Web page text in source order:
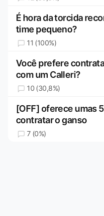
É hora da torcida
time pequeno?
11 (100%)
Você prefere
com um Calleri?
10 (30,8%)
[OFF] oferece umas
contratar o ganso
7 (0%)